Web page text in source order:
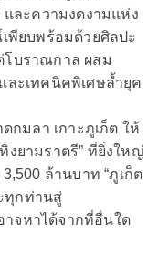
และความงดงามแห่ง
พียบพร้อมด้วยศิลปะ
โบราณกาล ผสม
ละเทคนิคพิเศษล้ำยุค
กมลา เกาะภูเก็ต ให้
งยามราตรี” ที่ยิ่งใหญ่
ล้านบาท “ภูเก็ต
ทุกท่านสู่
จหาได้จากที่อื่นใด